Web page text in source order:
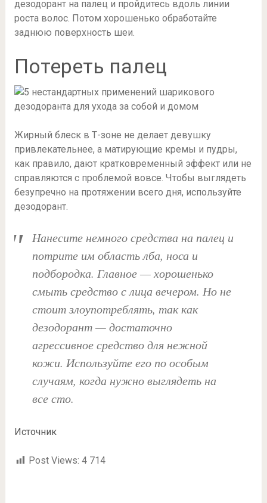
дезодорант на палец и пройдитесь вдоль линии
роста волос. Потом хорошенько обработайте
заднюю поверхность шеи.
Потереть палец
Жирный блеск в Т-зоне не делает девушку
привлекательнее, а матирующие кремы и пудры,
как правило, дают кратковременный эффект или не
справляются с проблемой вовсе. Чтобы выглядеть
безупречно на протяжении всего дня, используйте
дезодорант.
Нанесите немного средства на палец и
потрите им область лба, носа и
подбородка. Главное — хорошенько
смыть средство с лица вечером. Но не
стоит злоупотреблять, так как
дезодорант — достаточно
агрессивное средство для нежной
кожи. Используйте его по особым
случаям, когда нужно выглядеть на
все сто.
Источник
Post Views: 4 714